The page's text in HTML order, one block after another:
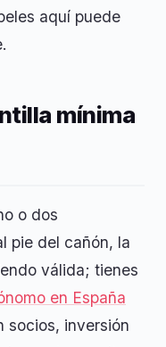
aquí puede
mínima
o dos
pie del cañón, la
válida; tienes
en España
socios, inversión